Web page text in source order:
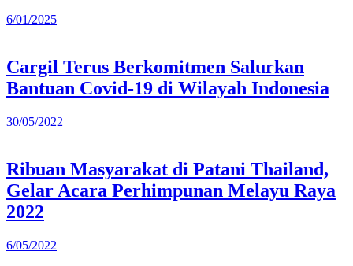
6/01/2025
Cargil Terus Berkomitmen Salurkan
Bantuan Covid-19 di Wilayah Indonesia
30/05/2022
Ribuan Masyarakat di Patani Thailand,
Gelar Acara Perhimpunan Melayu Raya
2022
6/05/2022